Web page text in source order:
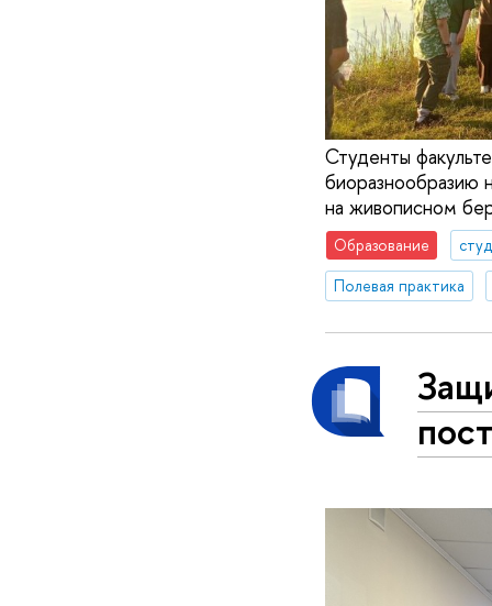
Студенты
биоразнообразию
на живописном
Образование
Полевая практика